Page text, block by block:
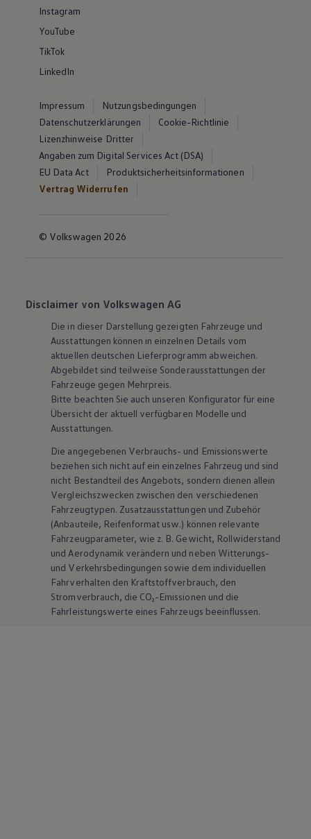
Instagram
YouTube
TikTok
LinkedIn
Impressum
Nutzungsbedingungen
Datenschutzerklärungen
Cookie-Richtlinie
Lizenzhinweise Dritter
Angaben zum Digital Services Act (DSA)
EU Data Act
Produktsicherheitsinformationen
Vertrag Widerrufen
© Volkswagen 2026
Disclaimer von Volkswagen AG
Die in dieser Darstellung gezeigten Fahrzeuge und
Ausstattungen können in einzelnen Details vom
aktuellen deutschen Lieferprogramm abweichen.
Abgebildet sind teilweise Sonderausstattungen der
Fahrzeuge gegen Mehrpreis.
Bitte beachten Sie auch unseren Konfigurator für eine
Übersicht der aktuell verfügbaren Modelle und
Ausstattungen.
Die angegebenen Verbrauchs- und Emissionswerte
beziehen sich nicht auf ein einzelnes Fahrzeug und sind
nicht Bestandteil des Angebots, sondern dienen allein
Vergleichszwecken zwischen den verschiedenen
Fahrzeugtypen. Zusatzausstattungen und Zubehör
(Anbauteile, Reifenformat usw.) können relevante
Fahrzeugparameter, wie z. B. Gewicht, Rollwiderstand
und Aerodynamik verändern und neben Witterungs-
und Verkehrsbedingungen sowie dem individuellen
Fahrverhalten den Kraftstoffverbrauch, den
Stromverbrauch, die CO₂-Emissionen und die
Fahrleistungswerte eines Fahrzeugs beeinflussen.